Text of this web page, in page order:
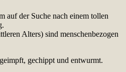
auf der Suche nach einem tollen
Alters) sind menschenbezogen
gechippt und entwurmt.